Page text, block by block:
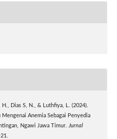
H., Dias S, N., & Luthfiya, L. (2024).
Anemia Sebagai Penyedia
Ngawi Jawa Timur.
Jurnal